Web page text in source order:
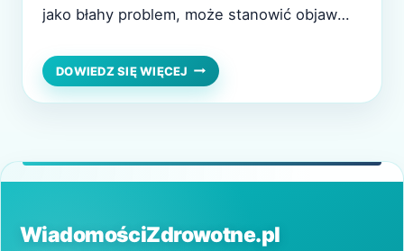
jako błahy problem, może stanowić objaw
artykule przyjrzymy się przyczynom
chrapania, jego skutkom oraz sposobom, jak
powstaje w wyniku wibracji tkanek…
DOWIEDZ SIĘ WIĘCEJ CHRAPANIE
–
NIEPOZORNY
WiadomościZdrowotne.pl